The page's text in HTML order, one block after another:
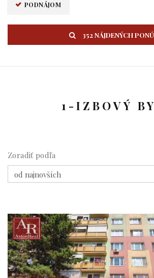
PODNÁJOM
352 NÁJDENÝCH
1-IZBOVÝ
Zoradiť podľa